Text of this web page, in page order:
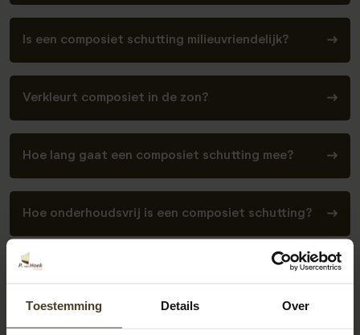
Toestemming Details Over
Is een composiet schutting milieuvriendelijk?
Verkleurt composiet in de zon?
Hoe lang gaat een composiet schutting mee?
Hoe onderhoudsvrij is een composiet schutting?
Wat is een composiet schutting?